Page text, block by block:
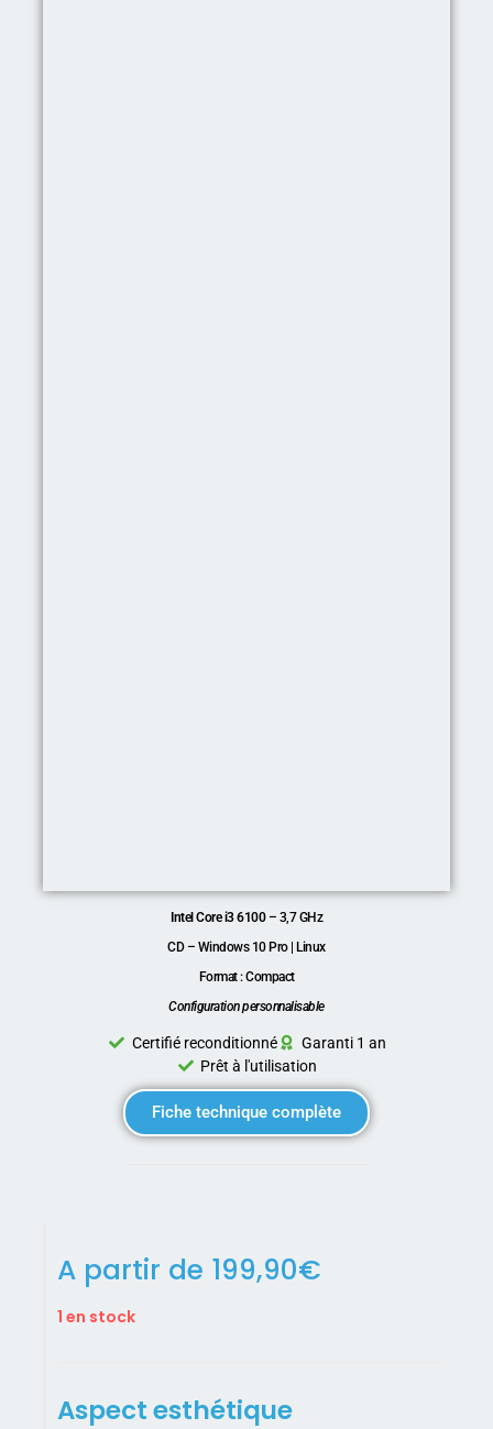
Intel Core i3 6100– 3,7 GHz
CD – Windows 10 Pro | Linux
Format : Compact
Configuration personnalisable
Certifié reconditionné
Garanti 1 an
Prêt à l'utilisation
Fiche technique complète
A partir de 199,90€
1 en stock
Aspect esthétique